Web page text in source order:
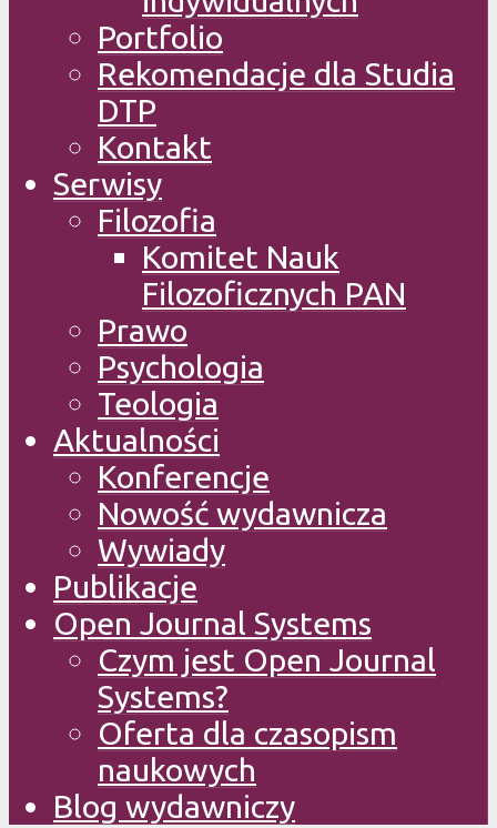
Portfolio
Rekomendacje dla Studia
DTP
Kontakt
Serwisy
Filozofia
Komitet Nauk
Filozoficznych PAN
Prawo
Psychologia
Teologia
Aktualności
Konferencje
Nowość wydawnicza
Wywiady
Publikacje
Open Journal Systems
Czym jest Open Journal
Systems?
Oferta dla czasopism
naukowych
Blog wydawniczy